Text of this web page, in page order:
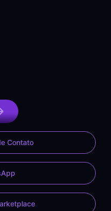
Contato